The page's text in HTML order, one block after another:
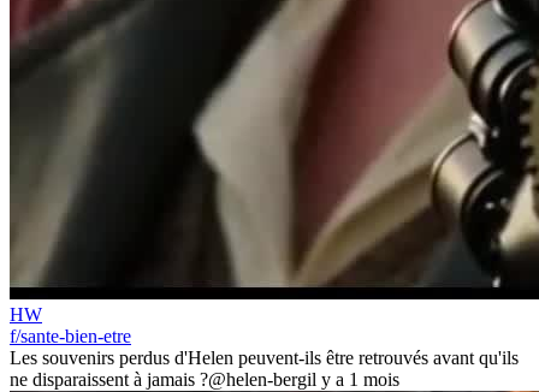
HW
f/sante-bien-etre
Les souvenirs perdus d'Helen peuvent-ils être retrouvés avant qu'ils
ne disparaissent à jamais ?@helen-bergil y a 1 mois